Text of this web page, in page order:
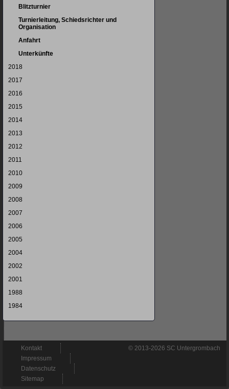
Blitzturnier
Turnierleitung, Schiedsrichter und
Organisation
Anfahrt
Unterkünfte
2018
2017
2016
2015
2014
2013
2012
2011
2010
2009
2008
2007
2006
2005
2004
2002
2001
1988
1984
© 2013-2026 SC Untergrombach
Navigation
überspringen
Kontakt
Impressum
Datenschutz
Sitemap